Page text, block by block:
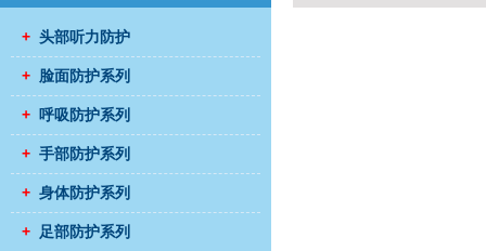
+ 头部听力防护
+ 脸面防护系列
+ 呼吸防护系列
+ 手部防护系列
+ 身体防护系列
+ 足部防护系列